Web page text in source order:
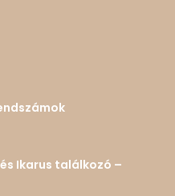
Ikarus találkozó –